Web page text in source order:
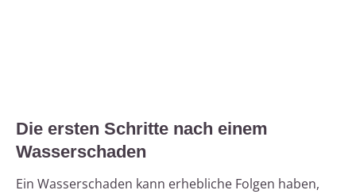
Die ersten Schritte nach einem
Wasserschaden
Ein Wasserschaden kann erhebliche Folgen haben,